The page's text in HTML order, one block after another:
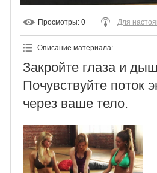
Просмотры: 0 Для
Описание материала:
Закройте глаза и
Почувствуйте поток
через ваше тело.